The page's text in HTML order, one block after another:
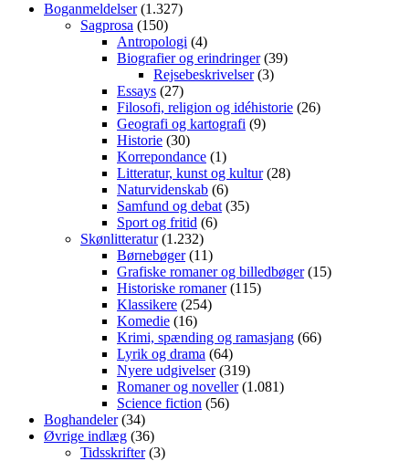
Boganmeldelser(1.327)
Sagprosa (150)
Antropologi (4)
Biografier og erindringer(39)
Rejsebeskrivelser(3)
Essays (27)
Filosofi, religion og idéhistorie (26)
Geografi og kartografi (9)
Historie (30)
Korrepondance (1)
Litteratur, kunst og kultur(28)
Naturvidenskab (6)
Samfund og debat (35)
Sport og fritid (6)
Skønlitteratur(1.232)
Børnebøger(11)
Grafiske romaner og billedbøger(15)
Historiske romaner(115)
Klassikere (254)
Komedie (16)
Krimi, spænding og ramasjang (66)
Lyrik og drama (64)
Nyere udgivelser(319)
Romaner og noveller(1.081)
Science fiction (56)
Boghandeler(34)
Øvrige indlæg (36)
Tidsskrifter(3)